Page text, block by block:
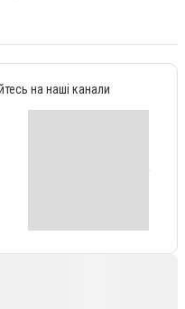
на наші канали